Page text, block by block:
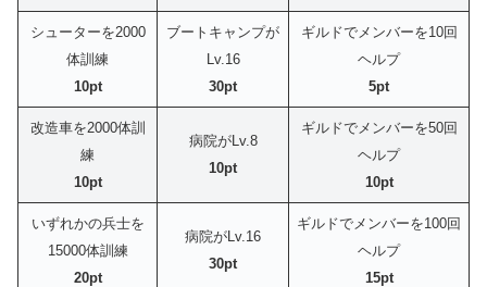
シューターを2000
体訓練
10pt
ブートキャンプが
Lv.16
30pt
ギルドでメンバーを10回
ヘルプ
5pt
改造車を2000体訓
練
10pt
病院がLv.8
10pt
ギルドでメンバーを50回
ヘルプ
10pt
いずれかの兵士を
15000体訓練
20pt
病院がLv.16
30pt
ギルドでメンバーを100回
ヘルプ
15pt